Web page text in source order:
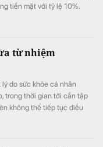
tiền mặt với tỷ lệ 10%.
từ nhiệm
do sức khỏe cá nhân
trong thời gian tới cần tập
không thể tiếp tục điều